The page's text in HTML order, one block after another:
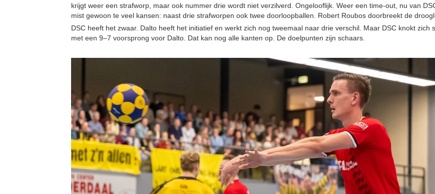
krijgt weer een strafworp, maar ook nummer drie wordt niet verzilverd. Ongelooflijk. Weer een time-out, nu van
mist gewoon te veel kansen: naast drie strafworpen ook twee doorloopballen. Robert Roubos doorbreekt de
DSC heeft het zwaar. Dalto heeft het initiatief en werkt zich nog tweemaal naar drie verschil. Maar DSC knokt
met een 9–7 voorsprong voor Dalto. Dat kan nog alle kanten op. De doelpunten zijn schaars.